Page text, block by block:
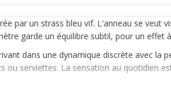
par un strass bleu vif. L'anneau se veut
garde un équilibre subtil, pour un effet
dans une dynamique discrète avec la
serviettes. La sensation au quotidien